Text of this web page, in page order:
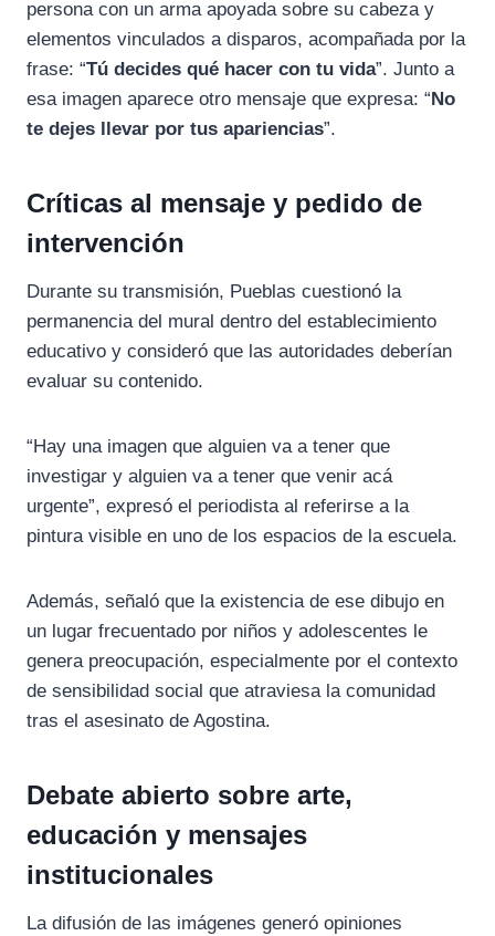
persona con un arma apoyada sobre su cabeza y
elementos vinculados a disparos, acompañada por la
frase: “Tú decides qué hacer con tu vida”. Junto a
esa imagen aparece otro mensaje que expresa: “No
te dejes llevar por tus apariencias”.
Críticas al mensaje y pedido de
intervención
Durante su transmisión, Pueblas cuestionó la
permanencia del mural dentro del establecimiento
educativo y consideró que las autoridades deberían
evaluar su contenido.
“Hay una imagen que alguien va a tener que
investigar y alguien va a tener que venir acá
urgente”, expresó el periodista al referirse a la
pintura visible en uno de los espacios de la escuela.
Además, señaló que la existencia de ese dibujo en
un lugar frecuentado por niños y adolescentes le
genera preocupación, especialmente por el contexto
de sensibilidad social que atraviesa la comunidad
tras el asesinato de Agostina.
Debate abierto sobre arte,
educación y mensajes
institucionales
La difusión de las imágenes generó opiniones